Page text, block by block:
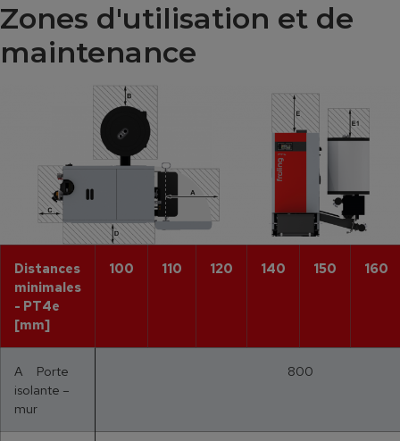
Zones d'utilisation et de
maintenance
Distances
minimales
- PT4e
[mm]
100 110 120 140 150 160
A Porte
isolante –
mur
800